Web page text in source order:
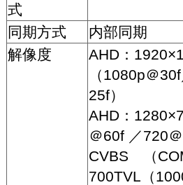
式
同期方式
内部同期
解像度
AHD：
（1080p＠
25f）
AHD：
＠60f ／720＠
CVBS （
700TVL（